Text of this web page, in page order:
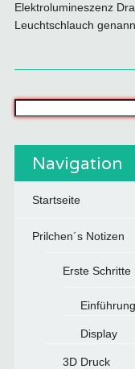
Elektrolumineszenz
Leuchtschlauch
Navigation
Startseite
Prilchen´s Notizen
Erste Schritte
Einführung
Display
3D Druck